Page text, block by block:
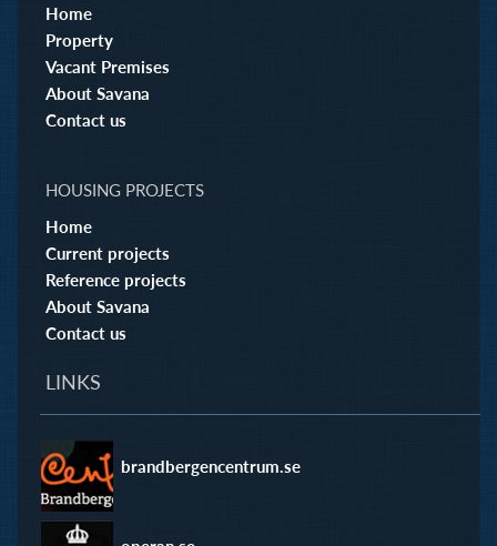
Home
Property
Vacant Premises
About Savana
Contact us
HOUSING PROJECTS
Home
Current projects
Reference projects
About Savana
Contact us
LINKS
brandbergencentrum.se